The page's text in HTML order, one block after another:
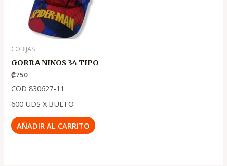
COBIJAS
GORRA NINOS 34 TIPO
₡750
COD 830627-11
600 UDS X BULTO
AÑADIR AL CARRITO